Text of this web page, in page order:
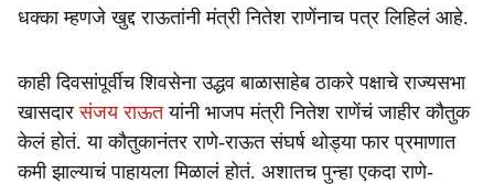
धक्का म्हणजे खुद्द राऊतांनी मंत्री नितेश राणेंनाच पत्र लिहिलं आहे.
काही दिवसांपूर्वीच शिवसेना उद्धव बाळासाहेब ठाकरे पक्षाचे राज्यसभा
खासदारसंजय राऊतयांनी भाजप मंत्री नितेश राणेंचं जाहीर कौतुक
केलं होतं. या कौतुकानंतर राणे-राऊत संघर्ष थोड्या फार प्रमाणात
कमी झाल्याचं पाहायला मिळालं होतं. अशातच पुन्हा एकदा राणे-